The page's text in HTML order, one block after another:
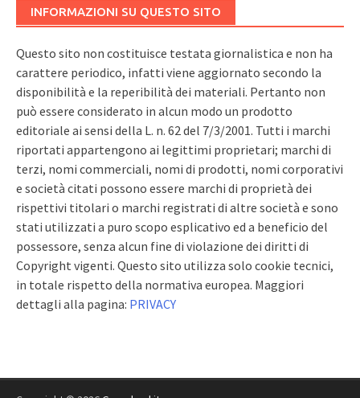
INFORMAZIONI SU QUESTO SITO
Questo sito non costituisce testata giornalistica e non ha
carattere periodico, infatti viene aggiornato secondo la
disponibilità e la reperibilità dei materiali. Pertanto non
può essere considerato in alcun modo un prodotto
editoriale ai sensi della L. n. 62 del 7/3/2001. Tutti i marchi
riportati appartengono ai legittimi proprietari; marchi di
terzi, nomi commerciali, nomi di prodotti, nomi corporativi
e società citati possono essere marchi di proprietà dei
rispettivi titolari o marchi registrati di altre società e sono
stati utilizzati a puro scopo esplicativo ed a beneficio del
possessore, senza alcun fine di violazione dei diritti di
Copyright vigenti. Questo sito utilizza solo cookie tecnici,
in totale rispetto della normativa europea. Maggiori
dettagli alla pagina: PRIVACY